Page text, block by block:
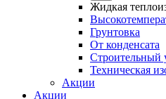
Жидкая
Грунтовка
От конденсата
Строительный
Техническая
Акции
Акции